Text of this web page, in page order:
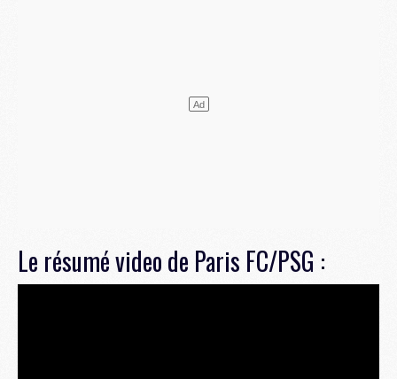
Le résumé video de Paris FC/PSG :